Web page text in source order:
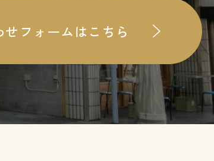
せフォームはこちら